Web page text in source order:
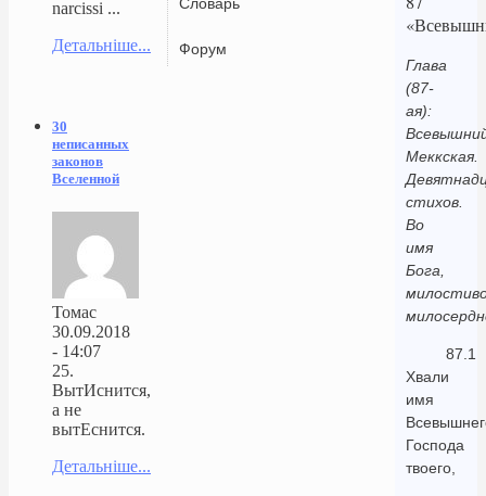
Форум
Глава
(87-
ая):
Меккская.
стихов.
Во
имя
Бога,
87.1
Хвали
имя
Господа
твоего,
narcissi ...
Детальніше...
30
неписанных
законов
Вселенной
Томас
30.09.2018
- 14:07
25.
ВытИснится,
а не
вытЕснится.
Детальніше...